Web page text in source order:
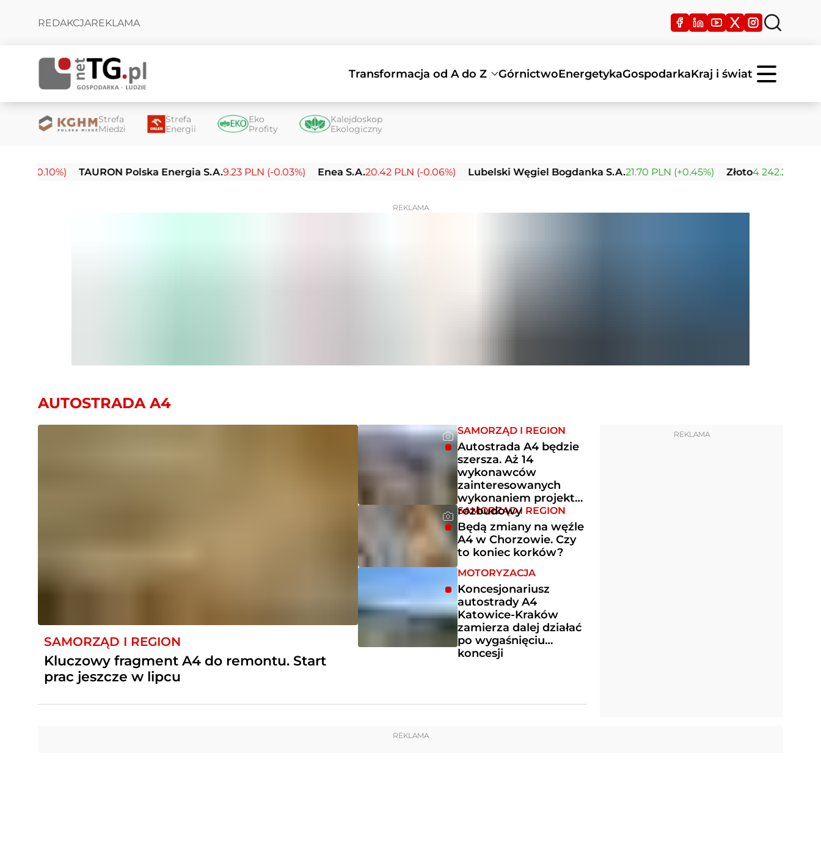
REDAKCJAREKLAMA
Transformacja od A do Z GórnictwoEnergetykaGospodarkaKraj i świat
Strefa
Miedzi
Strefa
Energii
Eko
Profity
Kalejdoskop
Ekologiczny
TAURON Polska Energia S.A.9.23 PLN (-0.03%) Enea S.A.20.42 PLN (-0.06%) Lubelski Węgiel Bogdanka S.A.21.70 PLN (+0.45%) Złoto 4 242.22 USD
REKLAMA
AUTOSTRADA A4
SAMORZĄD I REGION
Kluczowy fragment A4 do remontu. Start
prac jeszcze w lipcu
SAMORZĄD I REGION
Autostrada A4 będzie
szersza. Aż 14
wykonawców
zainteresowanych
wykonaniem projektu
rozbudowy
SAMORZĄD I REGION
Będą zmiany na węźle
A4 w Chorzowie. Czy
to koniec korków?
MOTORYZACJA
Koncesjonariusz
autostrady A4
Katowice-Kraków
zamierza dalej działać
po wygaśnięciu
koncesji
REKLAMA
REKLAMA